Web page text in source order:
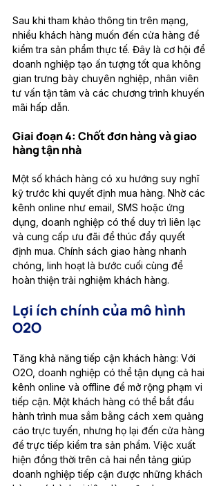
Sau khi tham khảo thông tin trên mạng,
nhiều khách hàng muốn đến cửa hàng để
kiểm tra sản phẩm thực tế. Đây là cơ hội để
doanh nghiệp tạo ấn tượng tốt qua không
gian trưng bày chuyên nghiệp, nhân viên
tư vấn tận tâm và các chương trình khuyến
mãi hấp dẫn.
Giai đoạn 4: Chốt đơn hàng và giao
hàng tận nhà
Một số khách hàng có xu hướng suy nghĩ
kỹ trước khi quyết định mua hàng. Nhờ các
kênh online như email, SMS hoặc ứng
dụng, doanh nghiệp có thể duy trì liên lạc
và cung cấp ưu đãi để thúc đẩy quyết
định mua. Chính sách giao hàng nhanh
chóng, linh hoạt là bước cuối cùng để
hoàn thiện trải nghiệm khách hàng.
Lợi ích chính của mô hình
O2O
Tăng khả năng tiếp cận khách hàng: Với
O2O, doanh nghiệp có thể tận dụng cả hai
kênh online và offline để mở rộng phạm vi
tiếp cận. Một khách hàng có thể bắt đầu
hành trình mua sắm bằng cách xem quảng
cáo trực tuyến, nhưng họ lại đến cửa hàng
để trực tiếp kiểm tra sản phẩm. Việc xuất
hiện đồng thời trên cả hai nền tảng giúp
doanh nghiệp tiếp cận được những khách